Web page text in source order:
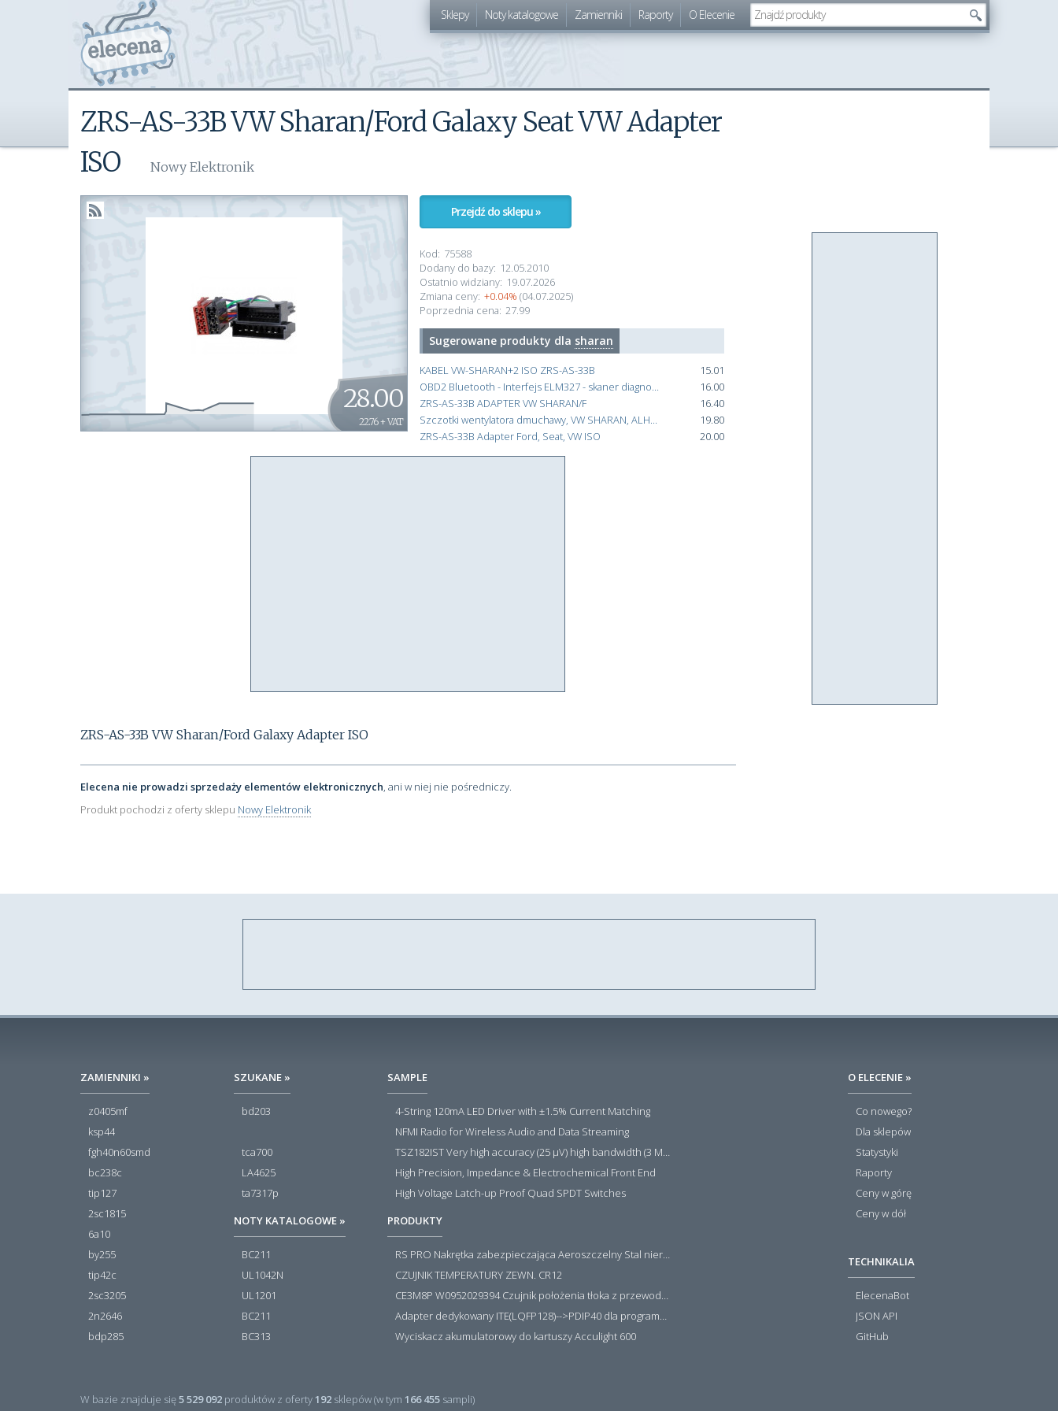
Sklepy Noty katalogowe Zamienniki Raporty O Elecenie
ZRS-AS-33B VW Sharan/Ford Galaxy Seat VW Adapter
ISO
Nowy Elektronik
28.00
22.76 + VAT
Przejdź do sklepu »
Kod: 75588
Dodany do bazy: 12.05.2010
Ostatnio widziany: 19.07.2026
Zmiana ceny: +0.04% (04.07.2025)
Poprzednia cena: 27.99
Sugerowane produkty dla sharan
KABEL VW-SHARAN+2 ISO ZRS-AS-33B
15.01
16.00
ZRS-AS-33B ADAPTER VW SHARAN/F
16.40
19.80
ZRS-AS-33B Adapter Ford, Seat, VW ISO
20.00
ZRS-AS-33B VW Sharan/Ford Galaxy Adapter ISO
Elecena nie prowadzi sprzedaży elementów elektronicznych, ani w niej nie pośredniczy.
Produkt pochodzi z oferty sklepu Nowy Elektronik
ZAMIENNIKI »
z0405mf
ksp44
fgh40n60smd
bc238c
tip127
2sc1815
6a10
by255
tip42c
2sc3205
2n2646
bdp285
SZUKANE »
bd203
tca700
LA4625
ta7317p
NOTY KATALOGOWE »
BC211
UL1042N
UL1201
BC211
BC313
SAMPLE
4-String 120mA LED Driver with ±1.5% Current Matching
NFMI Radio for Wireless Audio and Data Streaming
TSZ182IST Very high accuracy (25 µV) high bandwidth (3 MHz) zero drift 5 V operational amplifiers
High Precision, Impedance & Electrochemical Front End
High Voltage Latch-up Proof Quad SPDT Switches
PRODUKTY
RS PRO Nakrętka zabezpieczająca Aeroszczelny Stal nierdzewna 316 Zwykłe
CZUJNIK TEMPERATURY ZEWN. CR12
CE3M8P W0952029394 Czujnik położenia tłoka z przewodem i złączem M8, PNP NO, 10...30VDC, 100mA, METALWORK, METAL WORK jak MZT1-0
Adapter dedykowany ITE(LQFP128)-->PDIP40 dla programatora RT809H/RT809F (simple)
Wyciskacz akumulatorowy do kartuszy Acculight 600
O ELECENIE »
Co nowego?
Dla sklepów
Statystyki
Raporty
Ceny w górę
Ceny w dół
TECHNIKALIA
ElecenaBot
JSON API
GitHub
W bazie znajduje się5 529 092 produktów z oferty 192 sklepów (w tym 166 455 sampli)